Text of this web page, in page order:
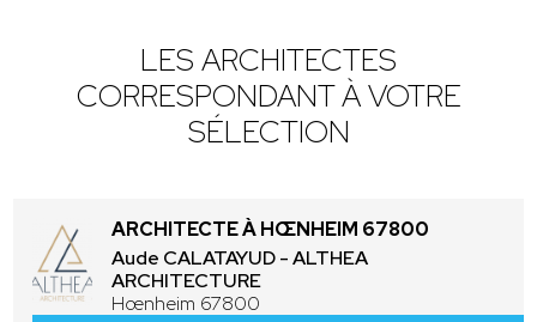
LES ARCHITECTES
CORRESPONDANT À VOTRE
SÉLECTION
ARCHITECTE À HŒNHEIM 67800
Aude CALATAYUD - ALTHEA
ARCHITECTURE
Hœnheim 67800